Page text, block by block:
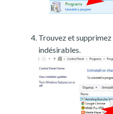
Trouvez et
indésirables.